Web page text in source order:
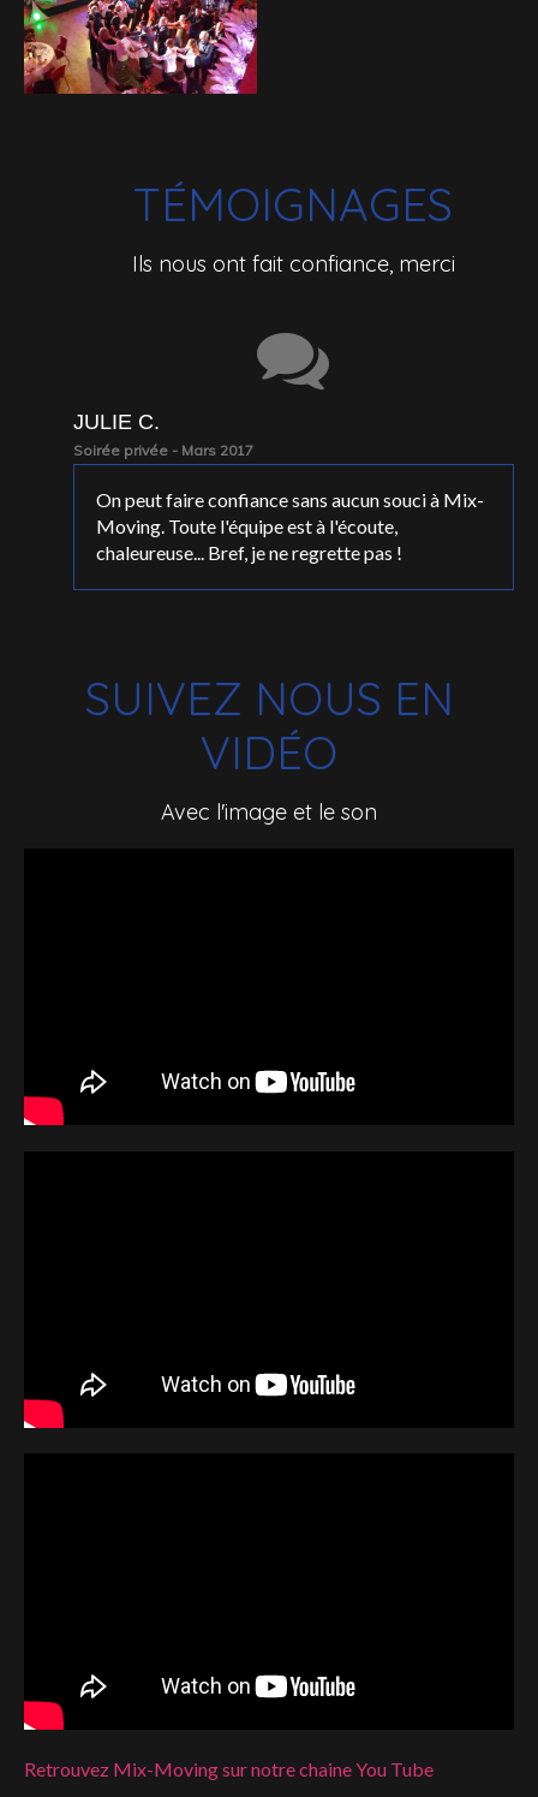
TÉMOIGNAGES
Ils nous ont fait confiance, merci
JULIE C.
Soirée privée - Mars 2017
On peut faire confiance sans aucun souci à Mix-
Moving. Toute l'équipe est à l'écoute,
chaleureuse... Bref, je ne regrette pas !
SUIVEZ NOUS EN
VIDÉO
Avec l'image et le son
Retrouvez Mix-Moving sur notre chaine You Tube